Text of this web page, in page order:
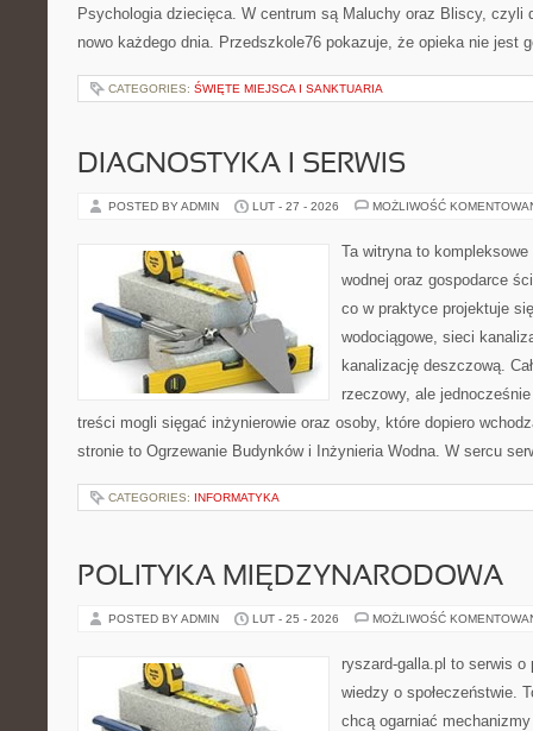
Psychologia dziecięca. W centrum są Maluchy oraz Bliscy, czyli
nowo każdego dnia. Przedszkole76 pokazuje, że opieka nie jest
CATEGORIES: ŚWIĘTE MIEJSCA I SANKTUARIA
DIAGNOSTYKA I SERWIS
POSTED BY ADMIN LUT - 27 - 2026 MOŻLIWOŚĆ
Ta witryna to
wodnej oraz gospodarce
co w praktyce projektuje
wodociągowe, sieci
kanalizację deszczową.
rzeczowy, ale
treści mogli sięgać inżynierowie oraz osoby, które dopiero
stronie to Ogrzewanie Budynków i Inżynieria Wodna. W sercu
CATEGORIES: INFORMATYKA
POLITYKA MIĘDZYNARODOWA
POSTED BY ADMIN LUT - 25 - 2026 MOŻLIWOŚĆ
ryszard-galla.pl to serwis
wiedzy o społeczeństwie.
chcą ogarniać